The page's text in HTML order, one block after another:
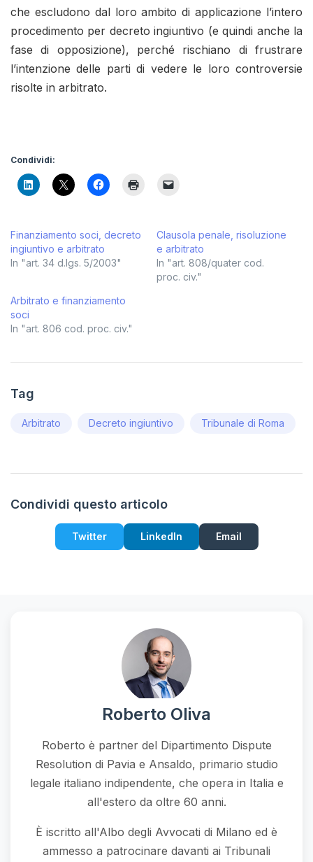
che escludono dal loro ambito di applicazione l’intero
procedimento per decreto ingiuntivo (e quindi anche la
fase di opposizione), perché rischiano di frustrare
l’intenzione delle parti di vedere le loro controversie
risolte in arbitrato.
Condividi:
Finanziamento soci, decreto
ingiuntivo e arbitrato
In "art. 34 d.lgs. 5/2003"
Clausola penale, risoluzione
e arbitrato
In "art. 808/quater cod.
proc. civ."
Arbitrato e finanziamento
soci
In "art. 806 cod. proc. civ."
Tag
Arbitrato Decreto ingiuntivo Tribunale di Roma
Condividi questo articolo
Twitter LinkedIn Email
Roberto Oliva
Roberto è partner del Dipartimento Dispute
Resolution di Pavia e Ansaldo, primario studio
legale italiano indipendente, che opera in Italia e
all'estero da oltre 60 anni.
È iscritto all'Albo degli Avvocati di Milano ed è
ammesso a patrocinare davanti ai Tribunali